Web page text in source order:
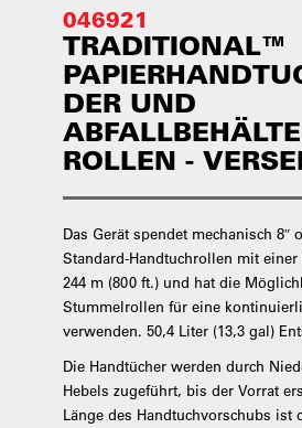
046921
TRADITIONAL™
DER UND
ROLLEN -
Das Gerät spendet mechanisch 8″
Standard-Handtuchrollen mit
244 m (800 ft.) und hat die
Stummelrollen für eine
verwenden. 50,4 Liter (13,3 gal)
Die Handtücher werden durch
Hebels zugeführt, bis der Vorrat
Länge des Handtuchvorschubs ist